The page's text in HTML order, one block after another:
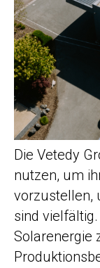
Die Vetedy
nutzen, um
vorzustellen,
sind
Solarenergie